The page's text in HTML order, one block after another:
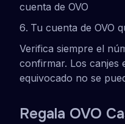
cuenta de OVO
Tu cuenta de OVO
Verifica siempre el
confirmar. Los canjes
equivocado no se
Regala OVO